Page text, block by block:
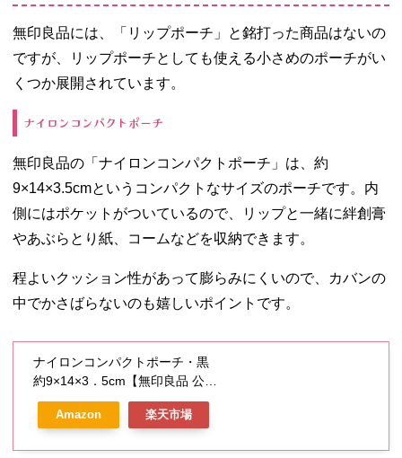
無印良品には、「リップポーチ」と銘打った商品はないの
ですが、リップポーチとしても使える小さめのポーチがい
くつか展開されています。
ナイロンコンパクトポーチ
無印良品の「ナイロンコンパクトポーチ」は、約
9×14×3.5cmというコンパクトなサイズのポーチです。内
側にはポケットがついているので、リップと一緒に絆創膏
やあぶらとり紙、コームなどを収納できます。
程よいクッション性があって膨らみにくいので、カバンの
中でかさばらないのも嬉しいポイントです。
ナイロンコンパクトポーチ・黒
約9×14×3．5cm【無印良品 公
式】
Amazon 楽天市場